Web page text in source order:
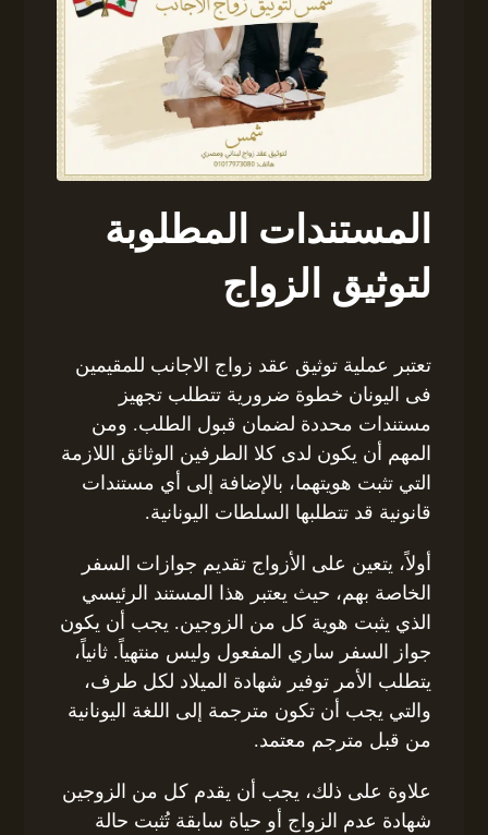
المستندات المطلوبة
لتوثيق الزواج
تعتبر عملية توثيق عقد زواج الاجانب للمقيمين
فى اليونان خطوة ضرورية تتطلب تجهيز
مستندات محددة لضمان قبول الطلب. ومن
المهم أن يكون لدى كلا الطرفين الوثائق اللازمة
التي تثبت هويتهما، بالإضافة إلى أي مستندات
قانونية قد تتطلبها السلطات اليونانية.
أولاً، يتعين على الأزواج تقديم جوازات السفر
الخاصة بهم، حيث يعتبر هذا المستند الرئيسي
الذي يثبت هوية كل من الزوجين. يجب أن يكون
جواز السفر ساري المفعول وليس منتهياً. ثانياً،
يتطلب الأمر توفير شهادة الميلاد لكل طرف،
والتي يجب أن تكون مترجمة إلى اللغة اليونانية
من قبل مترجم معتمد.
علاوة على ذلك، يجب أن يقدم كل من الزوجين
شهادة عدم الزواج أو حياة سابقة تُثبت حالة